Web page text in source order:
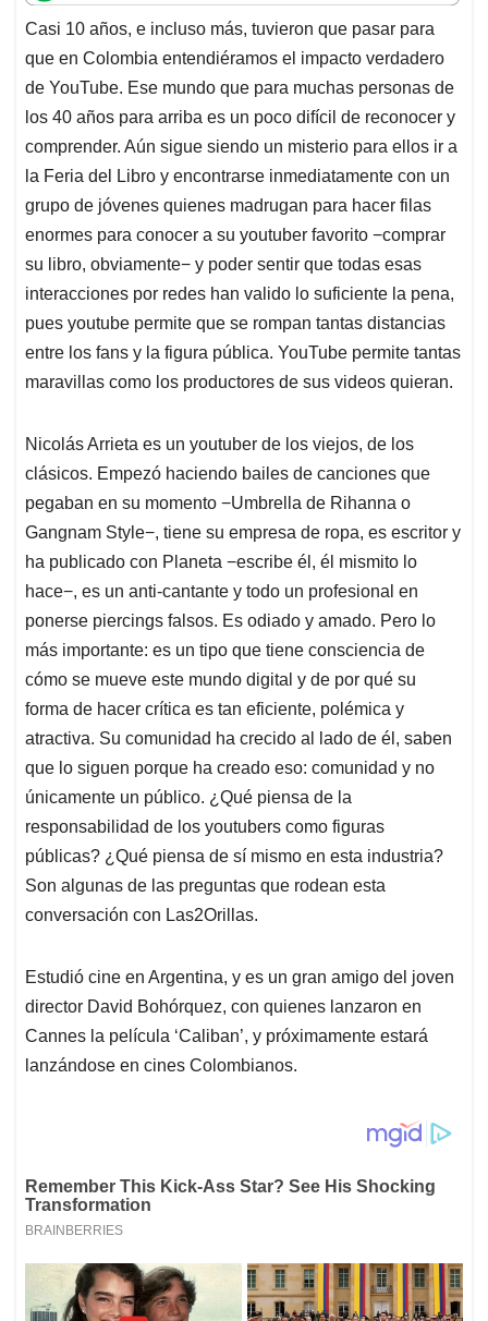
t
s
A
p
p
e
b
o
o
k
k
e
d
I
n
i
l
e
a
d
s
Casi 10 años, e incluso más, tuvieron que pasar para
que en Colombia entendiéramos el impacto verdadero
de YouTube. Ese mundo que para muchas personas de
los 40 años para arriba es un poco difícil de reconocer y
comprender. Aún sigue siendo un misterio para ellos ir a
la Feria del Libro y encontrarse inmediatamente con un
grupo de jóvenes quienes madrugan para hacer filas
enormes para conocer a su youtuber favorito −comprar
su libro, obviamente− y poder sentir que todas esas
interacciones por redes han valido lo suficiente la pena,
pues youtube permite que se rompan tantas distancias
entre los fans y la figura pública. YouTube permite tantas
maravillas como los productores de sus videos quieran.
Nicolás Arrieta es un youtuber de los viejos, de los
clásicos. Empezó haciendo bailes de canciones que
pegaban en su momento −Umbrella de Rihanna o
Gangnam Style−, tiene su empresa de ropa, es escritor y
ha publicado con Planeta −escribe él, él mismito lo
hace−, es un anti-cantante y todo un profesional en
ponerse piercings falsos. Es odiado y amado. Pero lo
más importante: es un tipo que tiene consciencia de
cómo se mueve este mundo digital y de por qué su
forma de hacer crítica es tan eficiente, polémica y
atractiva. Su comunidad ha crecido al lado de él, saben
que lo siguen porque ha creado eso: comunidad y no
únicamente un público. ¿Qué piensa de la
responsabilidad de los youtubers como figuras
públicas? ¿Qué piensa de sí mismo en esta industria?
Son algunas de las preguntas que rodean esta
conversación con Las2Orillas.
Estudió cine en Argentina, y es un gran amigo del joven
director David Bohórquez, con quienes lanzaron en
Cannes la película ‘Caliban’, y próximamente estará
lanzándose en cines Colombianos.